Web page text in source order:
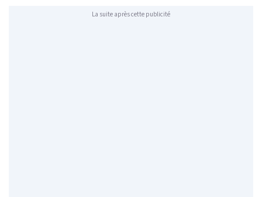
La suite après cette publicité